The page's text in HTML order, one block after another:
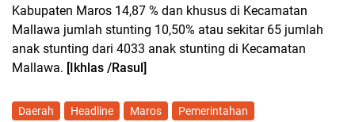
Kabupaten Maros 14,87 % dan khusus di Kecamatan
Mallawa jumlah stunting 10,50% atau sekitar 65 jumlah
anak stunting dari 4033 anak stunting di Kecamatan
Mallawa. [Ikhlas /Rasul]
Daerah Headline Maros
Pemerintahan